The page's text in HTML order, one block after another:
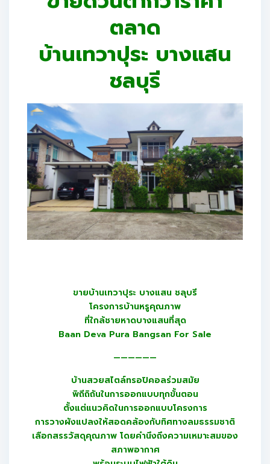
ตลาด
บ้านเทวาปุระ บางแสน
ชลบุรี
ขายบ้านเทวาปุระ บางแสน ชลุบรี
โครงการบ้านหรูคุณภาพ
ที่ใกล้ชายหาดบางแสนที่สุด
Baan Deva Pura Bangsan For Sale
——————
บ้านสวยสไตล์ทรอปิคอลร่วมสมัย
พิถีถิถันในการออกแบบทุกขั้นตอน
ตั้งแต่แนวคิดในการออกแบบโครงการ
การวางผังแปลงให้สอดคล้องกับทิศทางลมธรรมชาติ
เลือกสรรวัสดุคุณภาพ โดยคำนึงถึงความเหมาะสมของ
สภาพอากาศ